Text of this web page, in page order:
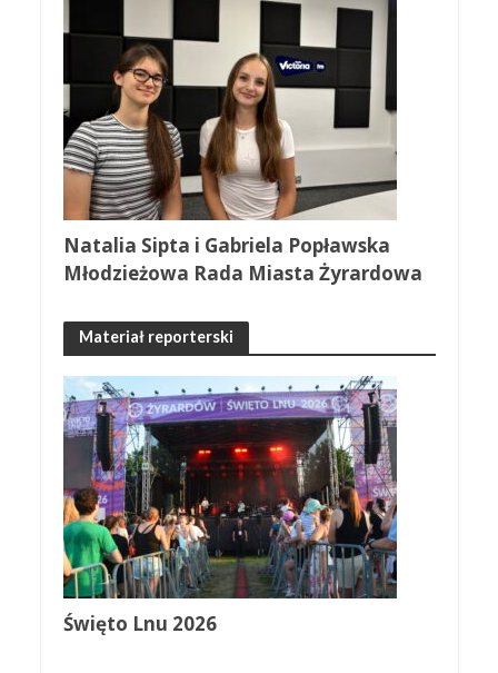
Natalia Sipta i Gabriela Popławska
Młodzieżowa Rada Miasta Żyrardowa
Materiał reporterski
Święto Lnu 2026